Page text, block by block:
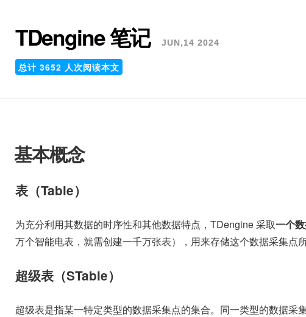
TDengine 笔记 JUN,14 2024
总计 3652 人次阅读本文
基本概念
表（Table）
为充分利用其数据的时序性和其他数据特点，TDengine 采取一个
万个智能电表，就需创建一千万张表），用来存储这个数据采集点
超级表（STable）
超级表是指某一特定类型的数据采集点的集合。同一类型的数据